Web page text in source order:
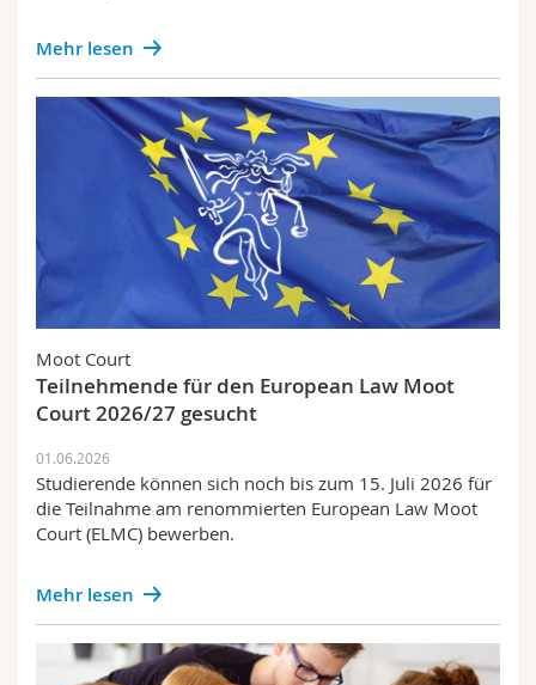
Mehr lesen
Moot Court
Teilnehmende für den European Law Moot
Court 2026/27 gesucht
01.06.2026
Studierende können sich noch bis zum 15. Juli 2026 für
die Teilnahme am renommierten European Law Moot
Court (ELMC) bewerben.
Mehr lesen